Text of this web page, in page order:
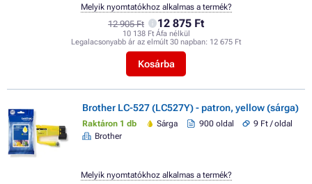
12 905 Ft 12 875 Ft
10 138 Ft Áfa nélkül
Legalacsonyabb ár az elmúlt 30 napban: 12 675 Ft
Kosárba
Melyik nyomtatókhoz alkalmas a termék?
Brother LC-527 (LC527Y) - patron, yellow (sárga)
Raktáron 1 db Sárga 900 oldal
9 Ft / oldal
Brother
Melyik nyomtatókhoz alkalmas a termék?